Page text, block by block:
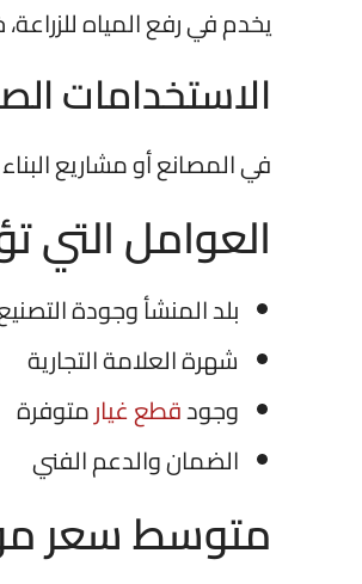
يخدم في رفع المياه
الاستخدامات
في المصانع أو مشاريع
العوامل التي
بلد المنشأ وجودة
شهرة العلامة التجارية
وجودقطع غيارمتوفرة
الضمان والدعم الفني
متوسط سعر موتور غاطس 2